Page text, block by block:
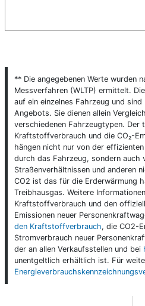
** Die angegebenen Werte wurden
Messverfahren (WLTP) ermittelt.
auf ein einzelnes Fahrzeug und
Angebots. Sie dienen allein
verschiedenen Fahrzeugtypen. Der
Kraftstoffverbrauch und die CO₂-
hängen nicht nur von der
durch das Fahrzeug, sondern auch
Straßenverhältnissen und anderen
CO2 ist das für die Erderwärmung
Treibhausgas. Weitere
Kraftstoffverbrauch und den
Emissionen neuer
den Kraftstoffverbrauch, die CO2-
Stromverbrauch neuer
der an allen Verkaufsstellen und bei
unentgeltlich erhältlich ist. Für